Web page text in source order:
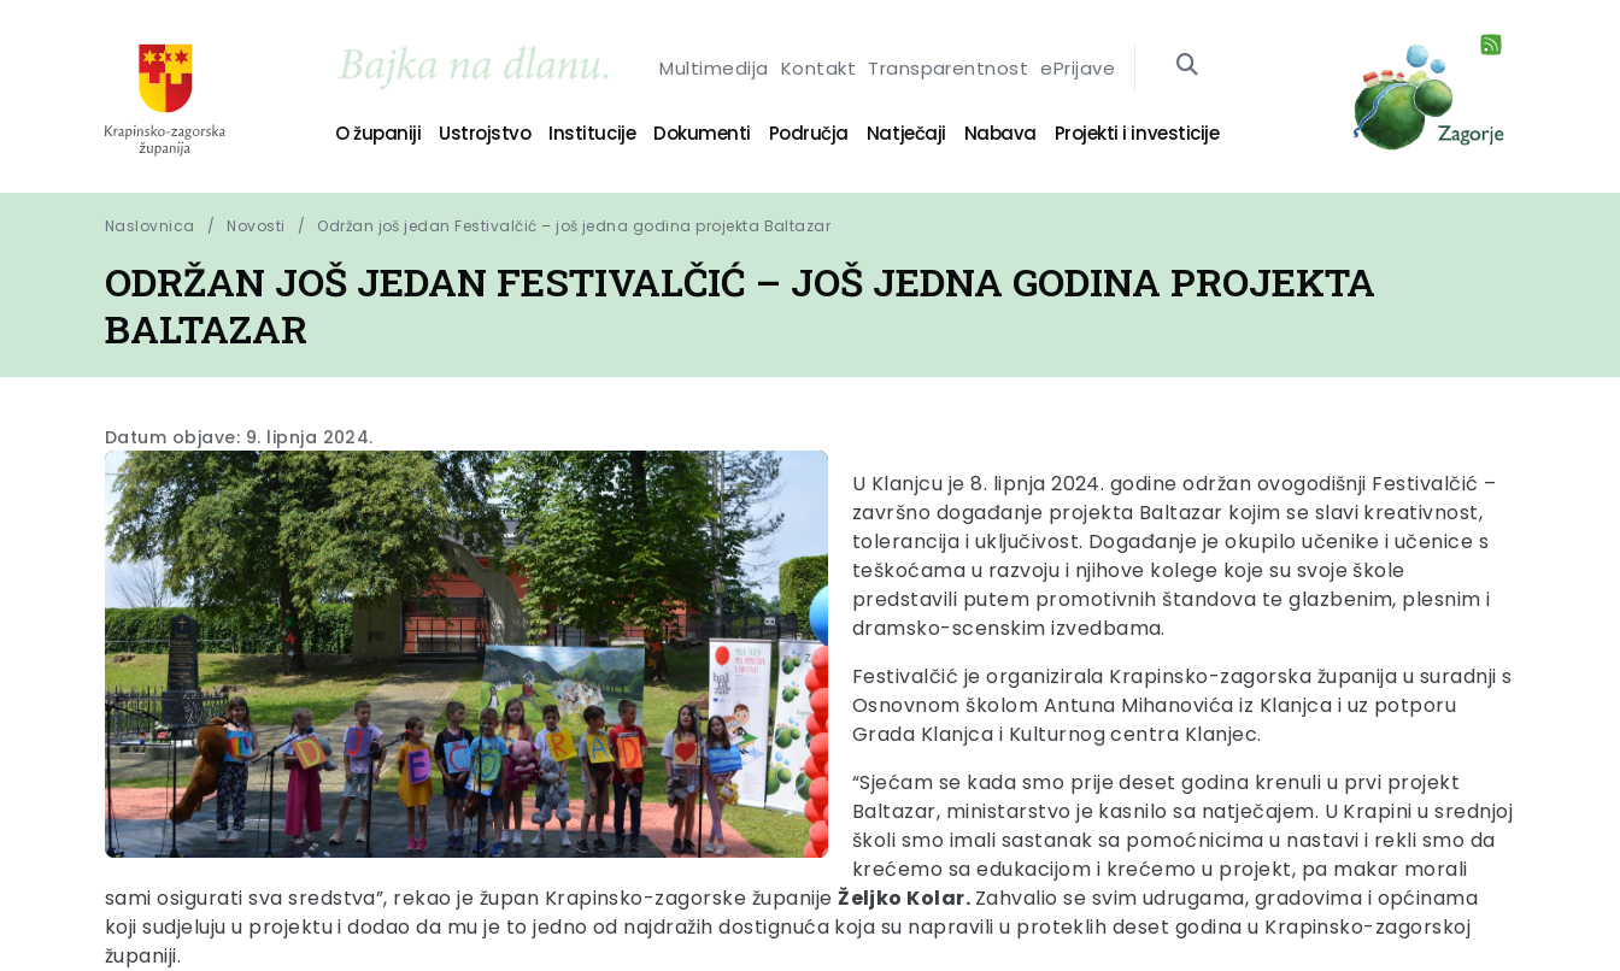
Multimedija Kontakt Transparentnost ePrijave
O županiji Ustrojstvo Institucije Dokumenti Područja Natječaji Nabava Projekti i investicije
Naslovnica Novosti Održan još jedan Festivalčić – još jedna godina projekta Baltazar
ODRŽAN JOŠ JEDAN FESTIVALČIĆ – JOŠ JEDNA GODINA PROJEKTA
BALTAZAR
Datum objave: 9. lipnja 2024.
U Klanjcu je 8. lipnja 2024. godine održan ovogodišnji Festivalčić –
završno događanje projekta Baltazar kojim se slavi kreativnost,
tolerancija i uključivost. Događanje je okupilo učenike i učenice s
teškoćama u razvoju i njihove kolege koje su svoje škole
predstavili putem promotivnih štandova te glazbenim, plesnim i
dramsko-scenskim izvedbama.
Festivalčić je organizirala Krapinsko-zagorska županija u suradnji s
Osnovnom školom Antuna Mihanovića iz Klanjca i uz potporu
Grada Klanjca i Kulturnog centra Klanjec.
“Sjećam se kada smo prije deset godina krenuli u prvi projekt
Baltazar, ministarstvo je kasnilo sa natječajem. U Krapini u srednjoj
školi smo imali sastanak sa pomoćnicima u nastavi i rekli smo da
krećemo sa edukacijom i krećemo u projekt, pa makar morali
sami osigurati sva sredstva”, rekao je župan Krapinsko-zagorske županijeŽeljko Kolar. Zahvalio se svim udrugama, gradovima i općinama
koji sudjeluju u projektu i dodao da mu je to jedno od najdražih dostignuća koja su napravili u proteklih deset godina u Krapinsko-zagorskoj
županiji.